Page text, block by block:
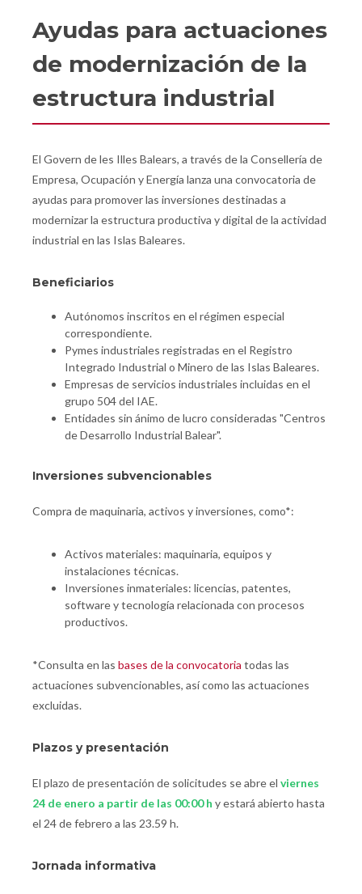
Ayudas para actuaciones
de modernización de la
estructura industrial
El Govern de les Illes Balears, a través de la Consellería de
Empresa, Ocupación y Energía lanza una convocatoria de
ayudas para promover las inversiones destinadas a
modernizar la estructura productiva y digital de la actividad
industrial en las Islas Baleares.
Beneficiarios
Autónomos inscritos en el régimen especial
correspondiente.
Pymes industriales registradas en el Registro
Integrado Industrial o Minero de las Islas Baleares.
Empresas de servicios industriales incluidas en el
grupo 504 del IAE.
Entidades sin ánimo de lucro consideradas "Centros
de Desarrollo Industrial Balear".
Inversiones subvencionables
Compra de maquinaria, activos y inversiones, como*:
Activos materiales: maquinaria, equipos y
instalaciones técnicas.
Inversiones inmateriales: licencias, patentes,
software y tecnología relacionada con procesos
productivos.
*Consulta en las bases de la convocatoria todas las
actuaciones subvencionables, así como las actuaciones
excluidas.
Plazos y presentación
El plazo de presentación de solicitudes se abre el viernes
24 de enero a partir de las 00:00 h y estará abierto hasta
el 24 de febrero a las 23.59 h.
Jornada informativa